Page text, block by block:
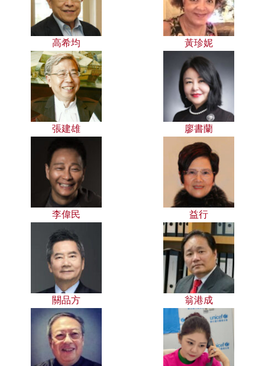
高希均 黃珍妮
張建雄 廖書蘭
李偉民 益行
關品方 翁港成